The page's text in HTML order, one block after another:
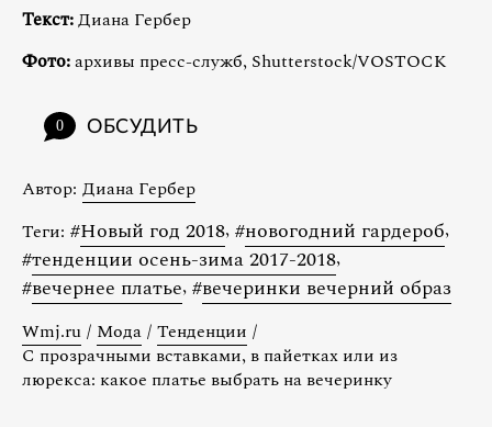
Текст:Диана Гербер
Фото:архивы пресс-служб, Shutterstock/VOSTOCK
0 ОБСУДИТЬ
Автор: Диана Гербер
Теги: #Новый год 2018, #новогодний гардероб,
#тенденции осень-зима 2017-2018,
#вечернее платье, #вечеринки вечерний образ
Wmj.ru / Мода / Тенденции /
С прозрачными вставками, в пайетках или из
люрекса: какое платье выбрать на вечеринку